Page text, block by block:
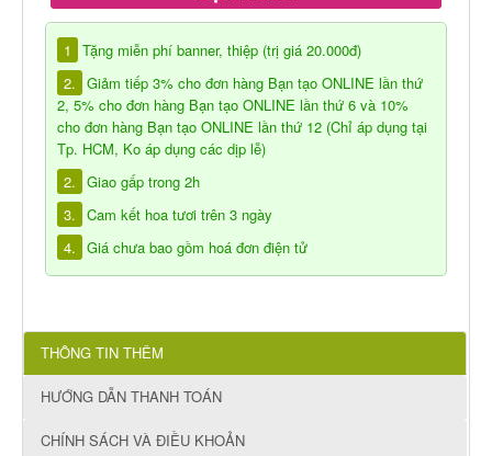
1
Tặng miễn phí banner, thiệp (trị giá 20.000đ)
2. Giảm tiếp 3% cho đơn hàng Bạn tạo ONLINE lần thứ
2, 5% cho đơn hàng Bạn tạo ONLINE lần thứ 6 và 10%
cho đơn hàng Bạn tạo ONLINE lần thứ 12 (Chỉ áp dụng tại
Tp. HCM, Ko áp dụng các dịp lễ)
2. Giao gấp trong 2h
3. Cam kết hoa tươi trên 3 ngày
4. Giá chưa bao gồm hoá đơn điện tử
THÔNG TIN THÊM
HƯỚNG DẪN THANH TOÁN
CHÍNH SÁCH VÀ ĐIỀU KHOẢN